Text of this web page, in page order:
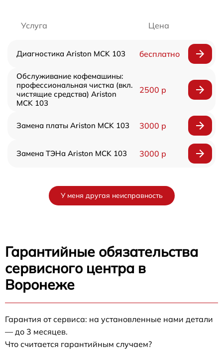
Услуга Цена
Диагностика Ariston MCK 103 бесплатно
Обслуживание кофемашины:
профессиональная чистка (вкл.
чистящие средства) Ariston
MCK 103
2500 р
Замена платы Ariston MCK 103 3000 р
Замена ТЭНа Ariston MCK 103 3000 р
У меня другая неисправность
Гарантийные обязательства
сервисного центра в
Воронеже
Гарантия от сервиса: на установленные нами детали
— до 3 месяцев.
Что считается гарантийным случаем?